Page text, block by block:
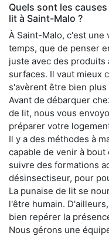
Quels sont les
lit à Saint-Malo ?
À Saint-Malo, c'est
temps, que de penser
juste avec des
surfaces. Il vaut mieux
s'avèrent être bien plus
Avant de débarquer
de lit, nous vous
préparer votre
Il y a des méthodes à
capable de venir à
suivre des formations
désinsectiseur, pour
La punaise de lit se
l'être humain.
bien repérer la
Nous gérons une